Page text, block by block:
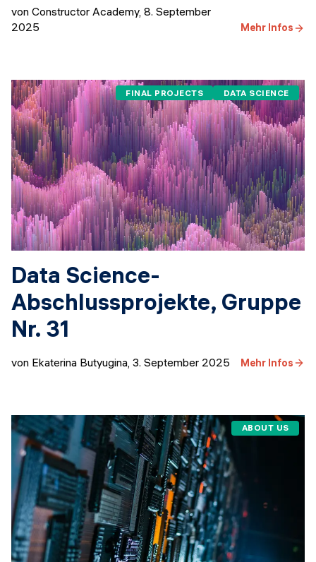
von Constructor Academy, 8. September
2025
Mehr Infos
FINAL PROJECTS DATA SCIENCE
Data Science-
Abschlussprojekte, Gruppe
Nr. 31
von Ekaterina Butyugina 3. September 2025 Mehr Infos
ABOUT US